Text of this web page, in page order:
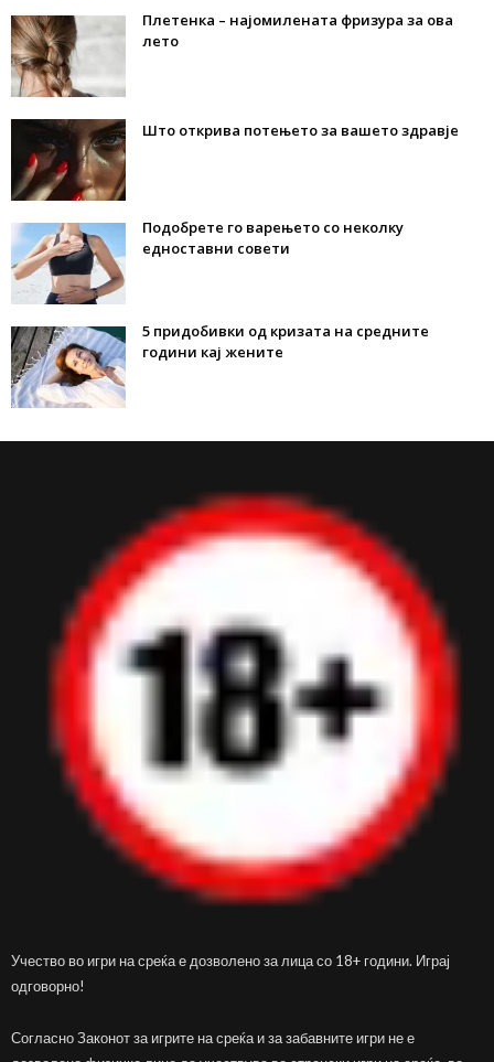
Плетенка – најомилената фризура за ова
лето
Што открива потењето за вашето здравје
Подобрете го варењето со неколку
едноставни совети
5 придобивки од кризата на средните
години кај жените
Учество во игри на среќа е дозволено за лица со 18+ години. Играј
одговорно!
Согласно Законот за игрите на среќа и за забавните игри не е